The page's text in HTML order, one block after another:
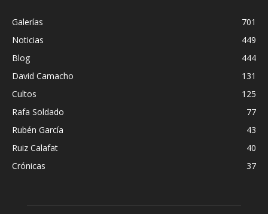
Galerías
701
Noticias
449
Blog
444
David Camacho
131
Cultos
125
Rafa Soldado
77
Rubén García
43
Ruiz Calafat
40
Crónicas
37